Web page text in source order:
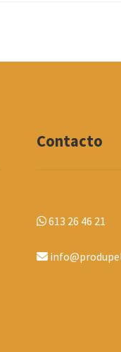
Contacto
613 26 46 21